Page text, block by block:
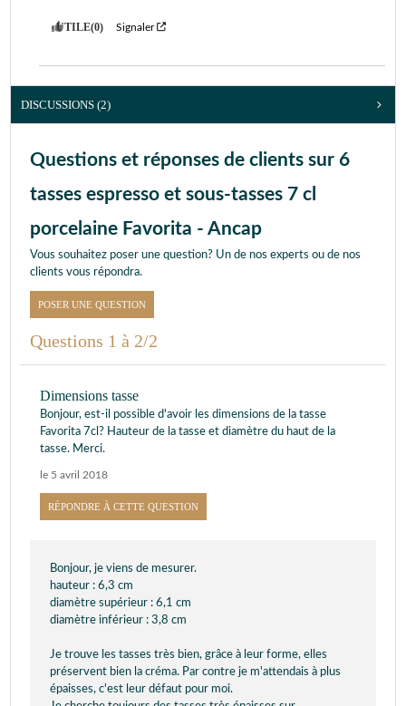
UTILE(0) Signaler
DISCUSSIONS (2)
Questions et réponses de clients sur 6
tasses espresso et sous-tasses 7 cl
porcelaine Favorita - Ancap
Vous souhaitez poser une question? Un de nos experts ou de nos
clients vous répondra.
POSER UNE QUESTION
Questions 1 à 2/2
Dimensions tasse
Bonjour, est-il possible d'avoir les dimensions de la tasse
Favorita 7cl? Hauteur de la tasse et diamètre du haut de la
tasse. Merci.
le 5 avril 2018
RÉPONDRE À CETTE QUESTION
Bonjour, je viens de mesurer.
hauteur : 6,3 cm
diamètre supérieur : 6,1 cm
diamètre inférieur : 3,8 cm
Je trouve les tasses très bien, grâce à leur forme, elles
préservent bien la créma. Par contre je m'attendais à plus
épaisses, c'est leur défaut pour moi.